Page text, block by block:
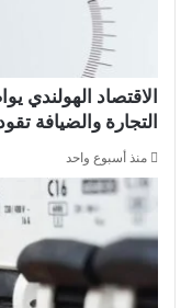
الاقتصاد الهولندي
التجارة والضيافة
منذ أسبوع واحد